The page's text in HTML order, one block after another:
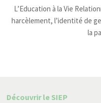
L’Education à la Vie
harcèlement, l’identité de
la
Découvrir le SIEP